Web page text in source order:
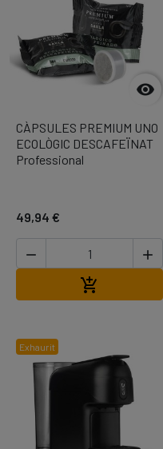

CÀPSULES PREMIUM UNO
ECOLÒGIC DESCAFEÏNAT
Professional
49,94 €
 

Exhaurit